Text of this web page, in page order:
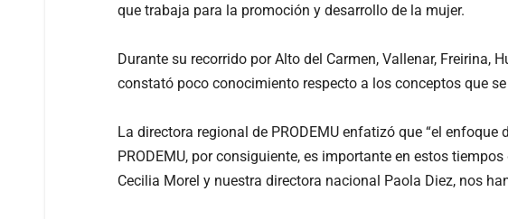
que trabaja para la promoción y desarrollo de la mujer.
Durante su recorrido por Alto del Carmen, Vallenar, Freirina,
constató poco conocimiento respecto a los conceptos que
La directora regional de PRODEMU enfatizó que “el
PRODEMU, por consiguiente, es importante en estos
Cecilia Morel y nuestra directora nacional Paola Diez, nos